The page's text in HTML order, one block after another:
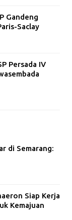
Gandeng
Saclay
Persada IV
di Semarang:
Siap Kerja
Kemajuan